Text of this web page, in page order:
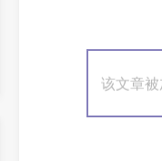
该文章